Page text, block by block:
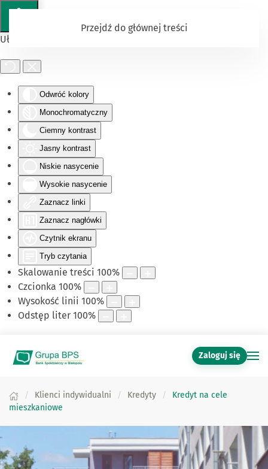
Ułatwienia dostępu
Odwróć kolory
Monochromatyczny
Ciemny kontrast
Jasny kontrast
Niskie nasycenie
Wysokie nasycenie
Zaznacz linki
Zaznacz nagłówki
Czytnik ekranu
Tryb czytania
Skalowanie treści 100%
Czcionka 100%
Wysokość linii 100%
Odstęp liter 100%
Przejdź do głównej treści
Zaloguj się
Klienci indywidualni Kredyty
Kredyt na cele
mieszkaniowe